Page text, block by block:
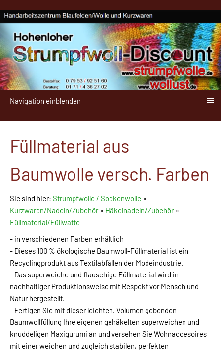
Navigation einblenden
Füllmaterial aus
Baumwolle versch. Farben
Sie sind hier: Strumpfwolle / Sockenwolle »
Kurzwaren/Nadeln/Zubehör» Häkelnadeln/Zubehör»
Füllmaterial/Füllwatte
- in verschiedenen Farben erhältlich
- Dieses 100 % ökologische Baumwoll-Füllmaterial ist ein
Recyclingprodukt aus Textilabfällen der Modeindustrie.
- Das superweiche und flauschige Füllmaterial wird in
nachhaltiger Produktionsweise mit Respekt vor Mensch und
Natur hergestellt.
- Fertigen Sie mit dieser leichten, Volumen gebenden
Baumwollfüllung Ihre eigenen gehäkelten superweichen und
knuddeligen Maxigurumi an und versehen Sie Wohnaccesoires
mit einer weichen und zugleich stabilen, perfekten